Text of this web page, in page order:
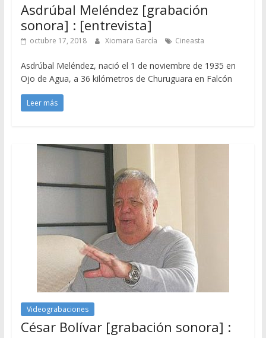
Asdrúbal Meléndez [grabación
sonora] : [entrevista]
octubre 17, 2018 Xiomara García Cineasta
Asdrúbal Meléndez, nació el 1 de noviembre de 1935 en
Ojo de Agua, a 36 kilómetros de Churuguara en Falcón
Leer más
Videograbaciones
César Bolívar [grabación sonora] :